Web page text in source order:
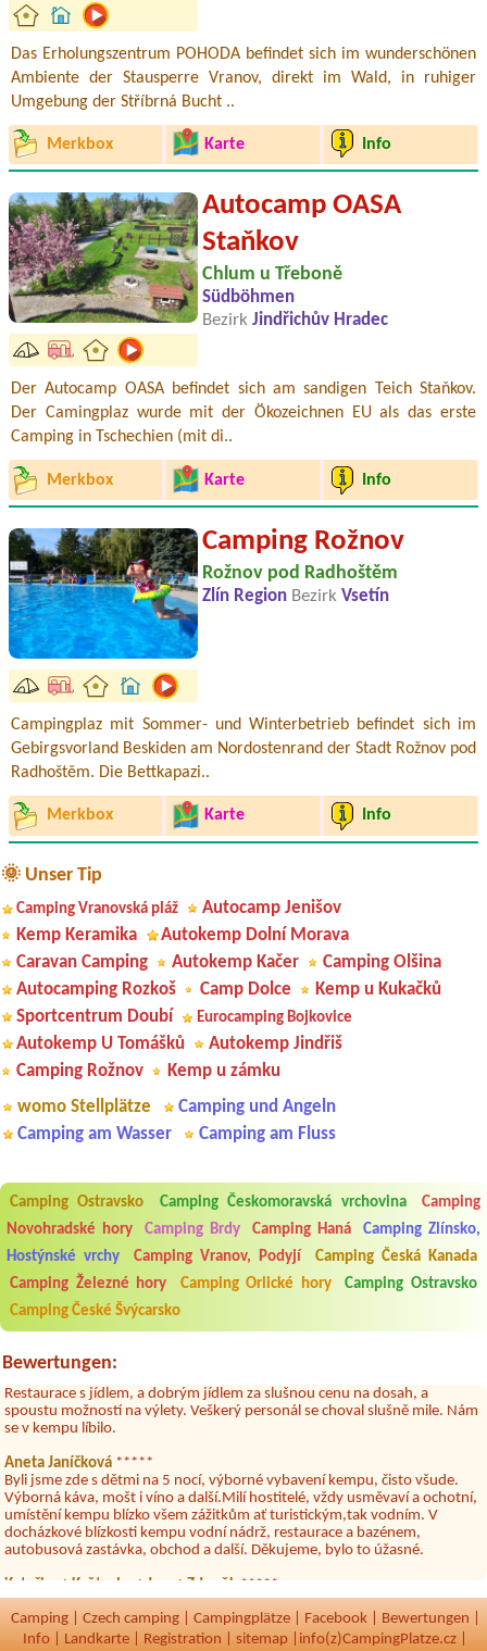
Das Erholungszentrum POHODA befindet sich im wunderschönen
Ambiente der Stausperre Vranov, direkt im Wald, in ruhiger
Umgebung der Stříbrná Bucht ..
Merkbox Karte Info
Autocamp OASA
Staňkov
Chlum u Třeboně
Südböhmen
Bezirk Jindřichův Hradec
Der Autocamp OASA befindet sich am sandigen Teich Staňkov.
Der Camingplaz wurde mit der Ökozeichnen EU als das erste
Camping in Tschechien (mit di..
Merkbox Karte Info
Camping Rožnov
Rožnov pod Radhoštěm
Zlín Region Bezirk Vsetín
Campingplaz mit Sommer- und Winterbetrieb befindet sich im
Gebirgsvorland Beskiden am Nordostenrand der Stadt Rožnov pod
Radhoštěm. Die Bettkapazi..
Merkbox Karte Info
🌞 Unser Tip
Camping Vranovská pláž
Autocamp Jenišov
Kemp Keramika
Autokemp Dolní Morava
Caravan Camping
Autokemp Kačer
Camping Olšina
Autocamping Rozkoš
Camp Dolce
Kemp u Kukačků
Sportcentrum Doubí
Eurocamping Bojkovice
Autokemp U Tomášků
Autokemp Jindřiš
Camping Rožnov
Kemp u zámku
womo Stellplätze
Camping und Angeln
Camping am Wasser
Camping am Fluss
Camping Ostravsko Camping Českomoravská vrchovina
Camping
Novohradské hory
Camping Brdy Camping Haná
Camping Zlínsko,
Hostýnské vrchy
Camping Vranov, Podyjí
Camping Česká Kanada
Camping Železné hory
Camping Orlické hory
Camping Ostravsko
Camping České Švýcarsko
Bewertungen:
Byli jsme zde v týdnu od 25.7. do 1.8. 2026. Kemp jako takový je pěkný.
V umývárně i na WC bylo vždy čisto, doplněný papír i utěrky, což při
množství návštěvníků není samozřejmost. V kempu je obchod a
restaurace, kebab a další občerstvení. Co nás ale velice zklamalo byl
celodenní hluk z repráků u stanů a absolutní bezohlednost ostatních
ubytovaných. Přes den jsem si připadala jak na pouti- z každého koutu
hrála jiná hudba.Kemp pěkný, ale takový rámus jsme ještě nezažili...
Jana*****
Chtěli jsme být týden,byli jsme dva. Na začátku prázdnin. Přijeli jsme
karavanem. Klid pohoda socialky nové krásné čisté,koupání super.
Restaurace s jídlem, a dobrým jídlem za slušnou cenu na dosah, a
spoustu možností na výlety. Veškerý personál se choval slušně mile. Nám
se v kempu líbilo.
Aneta Janíčková *****
Byli jsme zde s dětmi na 5 nocí, výborné vybavení kempu, čisto všude.
Výborná káva, mošt i víno a další.Milí hostitelé, vždy usměvaví a ochotní,
umístění kempu blízko všem zážitkům ať turistickým,tak vodním. V
docházkové blízkosti kempu vodní nádrž, restaurace a bazénem,
autobusová zastávka, obchod a další. Děkujeme, bylo to úžasné.
Kateřina+ Květoslav+ Jana+ Zdeněk *****
Byli jsme zde už podruhé, minulý rok 3 dny a letos celý týden. Krásný,
klidný kemp. Čisté, nově vybavené chatky, milý a ochotní majitelé, dobré
víno, možnost grilování nebo jen opečení špekačků😄. Velké množství
Camping Czech camping Campingplätze Facebook Bewertungen
Info
Landkarte Registration sitemap info(z)CampingPlatze.cz |